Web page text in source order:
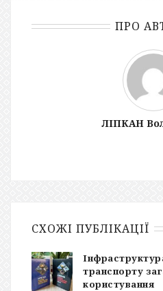
ПРО
ЛІПКАН
СХОЖІ ПУБЛІКАЦІЇ
транспорту
користування